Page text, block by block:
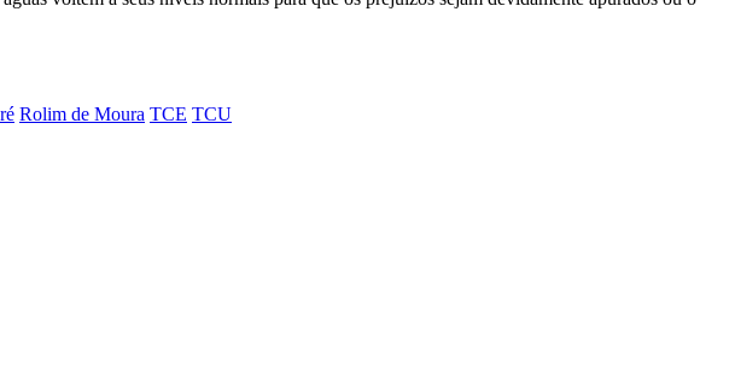
Rolim de Moura TCE TCU